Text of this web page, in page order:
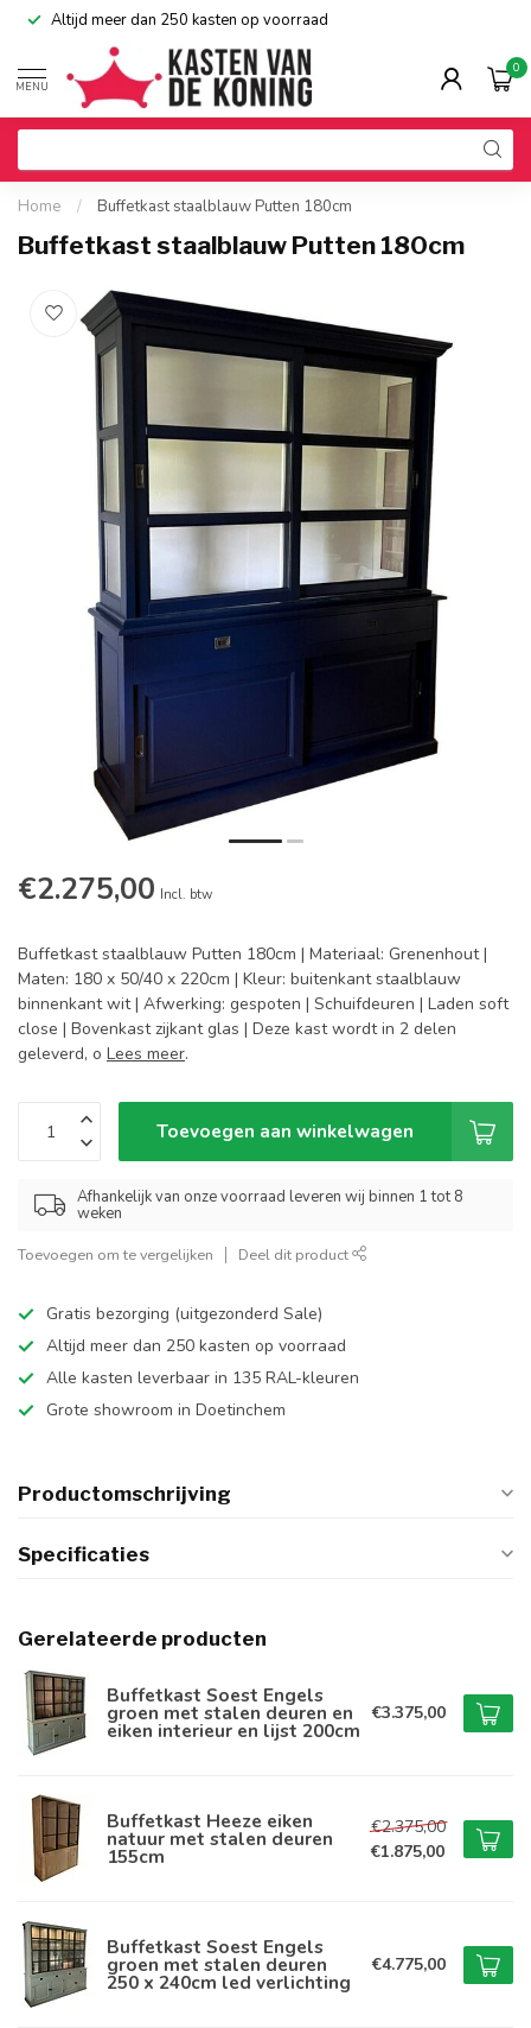
Altijd meer dan 250 kasten op voorraad
MENU
0
Home / Buffetkast staalblauw Putten 180cm
Buffetkast staalblauw Putten 180cm
€2.275,00 Incl. btw
Buffetkast staalblauw Putten 180cm | Materiaal: Grenenhout |
Maten: 180 x 50/40 x 220cm | Kleur: buitenkant staalblauw
binnenkant wit | Afwerking: gespoten | Schuifdeuren | Laden soft
close | Bovenkast zijkant glas | Deze kast wordt in 2 delen
geleverd, o Lees meer.
Toevoegen aan winkelwagen
Afhankelijk van onze voorraad leveren wij binnen 1 tot 8
weken
Toevoegen om te vergelijken Deel dit product
Gratis bezorging (uitgezonderd Sale)
Altijd meer dan 250 kasten op voorraad
Alle kasten leverbaar in 135 RAL-kleuren
Grote showroom in Doetinchem
Productomschrijving
Specificaties
Gerelateerde producten
Buffetkast Soest Engels
groen met stalen deuren en
eiken interieur en lijst 200cm
€3.375,00
Buffetkast Heeze eiken
natuur met stalen deuren
155cm
€2.375,00
€1.875,00
Buffetkast Soest Engels
groen met stalen deuren
250 x 240cm led verlichting
€4.775,00